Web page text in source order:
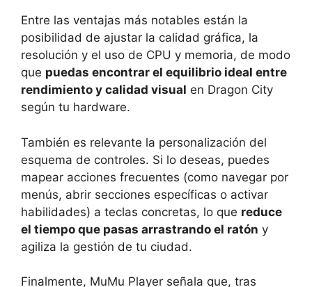
Entre las ventajas más notables están la
posibilidad de ajustar la calidad gráfica, la
resolución y el uso de CPU y memoria, de modo
que puedas encontrar el equilibrio ideal entre
rendimiento y calidad visual en Dragon City
según tu hardware.
También es relevante la personalización del
esquema de controles. Si lo deseas, puedes
mapear acciones frecuentes (como navegar por
menús, abrir secciones específicas o activar
habilidades) a teclas concretas, lo que reduce
el tiempo que pasas arrastrando el ratón y
agiliza la gestión de tu ciudad.
Finalmente, MuMu Player señala que, tras